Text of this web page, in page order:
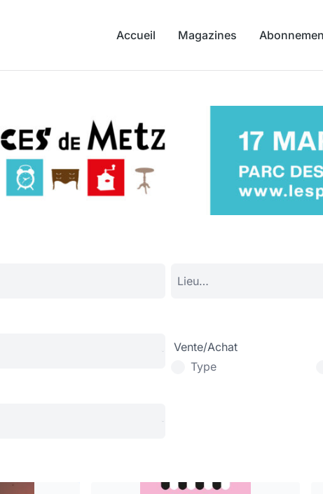
Accueil Magazines
Vente/Achat
Type